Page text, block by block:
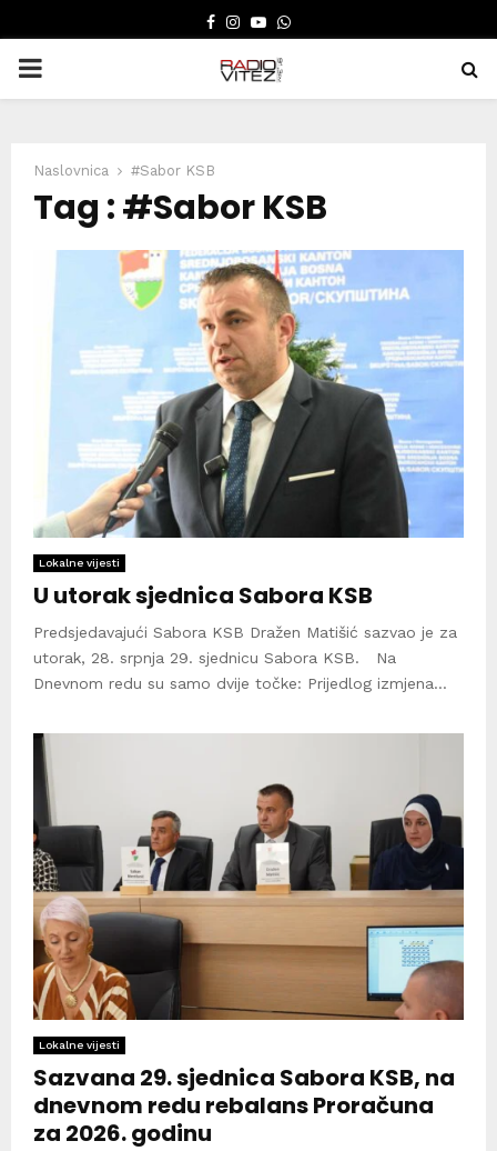
FACEBOOK
INSTAGRAM
YOUTUBE
WHATSAPP
PRIMARY
Naslovnica #Sabor KSB
Tag : #Sabor KSB
Lokalne vijesti
U utorak sjednica Sabora KSB
Predsjedavajući Sabora KSB Dražen Matišić sazvao je za
utorak, 28. srpnja 29. sjednicu Sabora KSB. Na
Dnevnom redu su samo dvije točke: Prijedlog izmjena...
Lokalne vijesti
Sazvana 29. sjednica Sabora KSB, na
dnevnom redu rebalans Proračuna
za 2026. godinu